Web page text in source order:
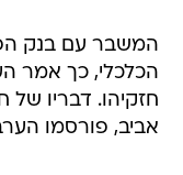
המשבר עם בנק
הכלכלי, כך אמר
חזקיהו. דבריו של
אביב, פורסמו